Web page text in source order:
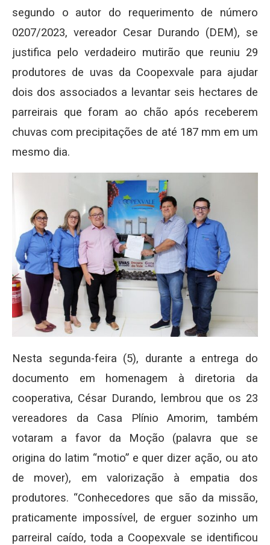
segundo o autor do requerimento de número
0207/2023, vereador Cesar Durando (DEM), se
justifica pelo verdadeiro mutirão que reuniu 29
produtores de uvas da Coopexvale para ajudar
dois dos associados a levantar seis hectares de
parreirais que foram ao chão após receberem
chuvas com precipitações de até 187 mm em um
mesmo dia.
Nesta segunda-feira (5), durante a entrega do
documento em homenagem à diretoria da
cooperativa, César Durando, lembrou que os 23
vereadores da Casa Plínio Amorim, também
votaram a favor da Moção (palavra que se
origina do latim “motio” e quer dizer ação, ou ato
de mover), em valorização à empatia dos
produtores. “Conhecedores que são da missão,
praticamente impossível, de erguer sozinho um
parreiral caído, toda a Coopexvale se identificou